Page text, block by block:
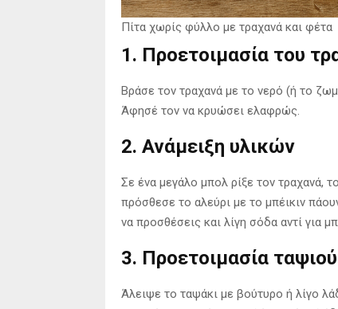
Πίτα χωρίς φύλλο με τραχανά και φέτα
1. Προετοιμασία του
Βράσε τον τραχανά με το νερό (ή το
Άφησέ τον να κρυώσει ελαφρώς.
2. Ανάμειξη υλικών
Σε ένα μεγάλο μπολ ρίξε τον τραχανά,
πρόσθεσε το αλεύρι με το μπέικιν
να προσθέσεις και λίγη σόδα αντί για
3. Προετοιμασία ταψιού
Άλειψε το ταψάκι με βούτυρο ή λίγο